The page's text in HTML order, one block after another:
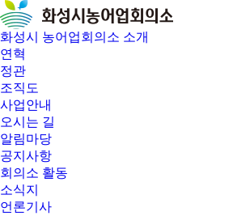
화성시 농어업회의소 소개
연혁
정관
조직도
사업안내
오시는 길
알림마당
공지사항
회의소 활동
소식지
언론기사